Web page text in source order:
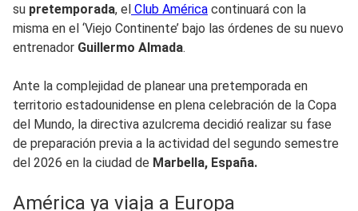
su pretemporada, el Club América continuará con la
misma en el ‘Viejo Continente’ bajo las órdenes de su nuevo
entrenador Guillermo Almada.
Ante la complejidad de planear una pretemporada en
territorio estadounidense en plena celebración de la Copa
del Mundo, la directiva azulcrema decidió realizar su fase
de preparación previa a la actividad del segundo semestre
del 2026 en la ciudad de Marbella, España.
América ya viaja a Europa